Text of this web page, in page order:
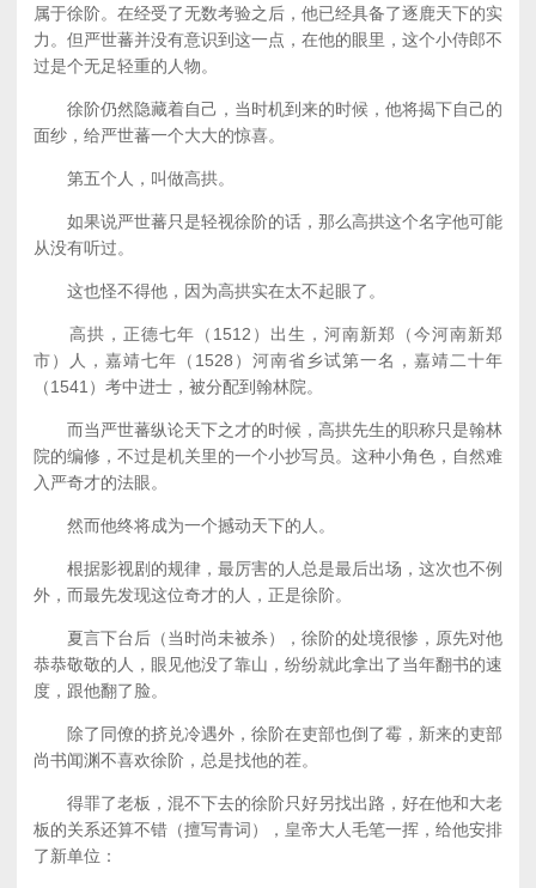
属于徐阶。在经受了无数考验之后，他已经具备了逐鹿天下的实
力。但严世蕃并没有意识到这一点，在他的眼里，这个小侍郎不
过是个无足轻重的人物。
徐阶仍然隐藏着自己，当时机到来的时候，他将揭下自己的
面纱，给严世蕃一个大大的惊喜。
第五个人，叫做高拱。
如果说严世蕃只是轻视徐阶的话，那么高拱这个名字他可能
从没有听过。
这也怪不得他，因为高拱实在太不起眼了。
高拱，正德七年（1512）出生，河南新郑（今河南新郑
市）人，嘉靖七年（1528）河南省乡试第一名，嘉靖二十年
（1541）考中进士，被分配到翰林院。
而当严世蕃纵论天下之才的时候，高拱先生的职称只是翰林
院的编修，不过是机关里的一个小抄写员。这种小角色，自然难
入严奇才的法眼。
然而他终将成为一个撼动天下的人。
根据影视剧的规律，最厉害的人总是最后出场，这次也不例
外，而最先发现这位奇才的人，正是徐阶。
夏言下台后（当时尚未被杀），徐阶的处境很惨，原先对他
恭恭敬敬的人，眼见他没了靠山，纷纷就此拿出了当年翻书的速
度，跟他翻了脸。
除了同僚的挤兑冷遇外，徐阶在吏部也倒了霉，新来的吏部
尚书闻渊不喜欢徐阶，总是找他的茬。
得罪了老板，混不下去的徐阶只好另找出路，好在他和大老
板的关系还算不错（擅写青词），皇帝大人毛笔一挥，给他安排
了新单位：